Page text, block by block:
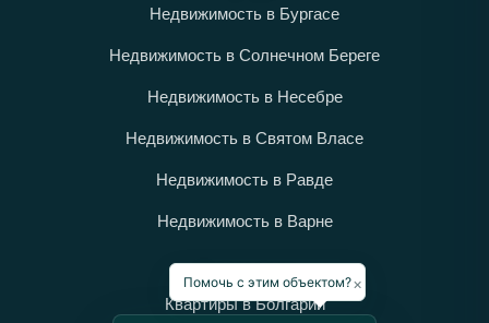
Недвижимость в Бургасе
Недвижимость в Солнечном Береге
Недвижимость в Несебре
Недвижимость в Святом Власе
Недвижимость в Равде
Недвижимость в Варне
Категории
Квартиры в Болгарии
×
Помочь с этим объектом?